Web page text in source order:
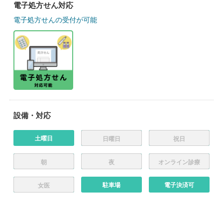
電子処方せん対応
電子処方せんの受付が可能
設備・対応
土曜日 日曜日 祝日
朝 夜 オンライン診療
女医 駐車場 電子決済可